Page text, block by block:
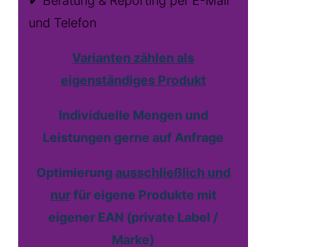
und Telefon
Varianten zählen als
eigenständiges Produkt
Individuelle Mengen und
Leistungen gerne auf Anfrage
Optimierungausschließlich und
nurfür eigene Produkte mit
eigener EAN (private Label /
Marke)